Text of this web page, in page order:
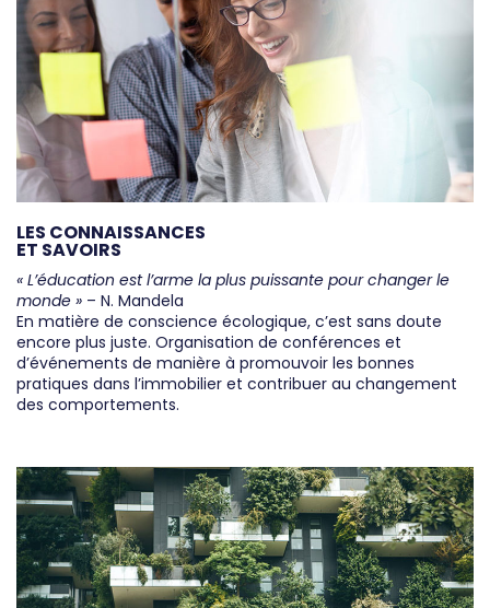
LES CONNAISSANCES
ET SAVOIRS
« L’éducation est l’arme la plus puissante pour changer le
monde » – N. Mandela
En matière de conscience écologique, c’est sans doute
encore plus juste. Organisation de conférences et
d’événements de manière à promouvoir les bonnes
pratiques dans l’immobilier et contribuer au changement
des comportements.